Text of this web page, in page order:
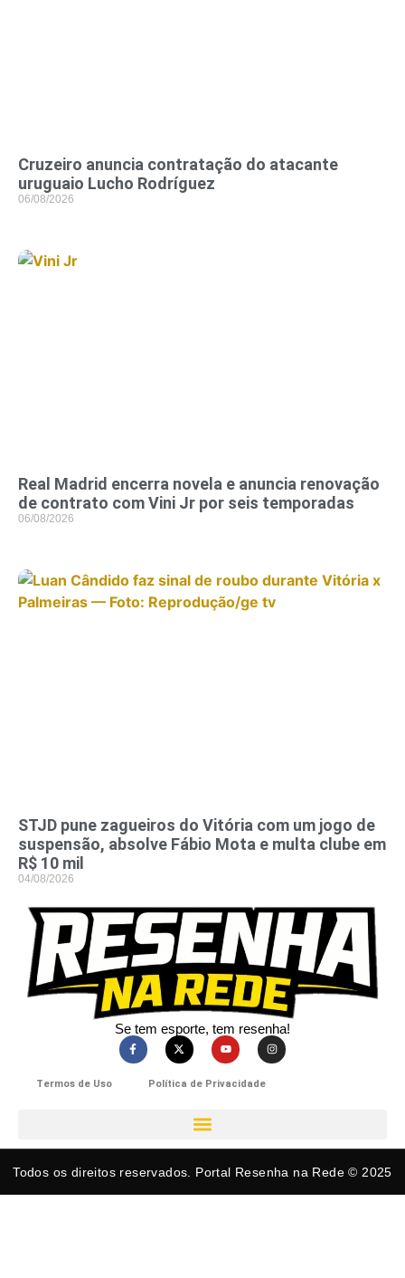
Cruzeiro anuncia contratação do atacante
uruguaio Lucho Rodríguez
06/08/2026
Real Madrid encerra novela e anuncia renovação
de contrato com Vini Jr por seis temporadas
06/08/2026
STJD pune zagueiros do Vitória com um jogo de
suspensão, absolve Fábio Mota e multa clube em
R$ 10 mil
04/08/2026
Se tem esporte, tem resenha!​
Termos de Uso Política de Privacidade
Todos os direitos reservados. Portal Resenha na Rede © 2025